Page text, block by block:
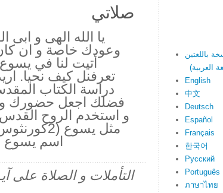
صلاتي
يا الله الهى و
وعودك خاصة و ان
أتيت لنا في يسوع
تعرفنل كيف نحيا.
دراسة الكتاب
فضلك اجعل حضورك
و استخدم الروح القدس
اسم يسوع
التأملات و الصلاة على
English
中文
Deutsch
Español
Français
한국어
Русский
Português
ภาษาไทย